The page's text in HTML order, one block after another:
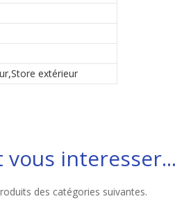
extérieur
interesser...
des catégories suivantes.